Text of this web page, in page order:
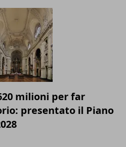
milioni per far
presentato il Piano